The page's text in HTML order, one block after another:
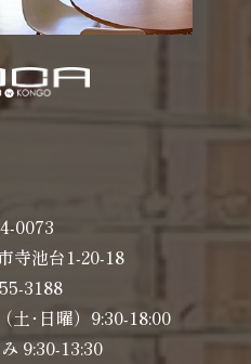
0073
寺池台1-20-18
3188
土･日曜）9:30-18:00
9:30-13:30